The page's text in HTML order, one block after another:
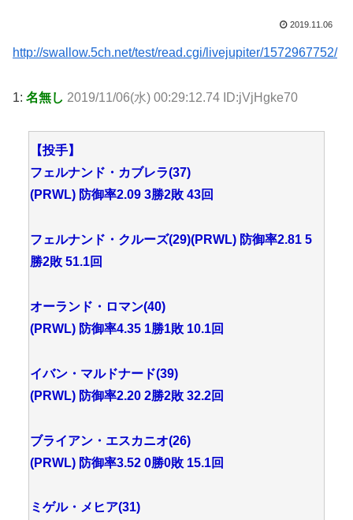
2019.11.06
http://swallow.5ch.net/test/read.cgi/livejupiter/1572967752/
1: 名無し 2019/11/06(水) 00:29:12.74 ID:jVjHgke70
【投手】
フェルナンド・カブレラ(37)
(PRWL) 防御率2.09 3勝2敗 43回
フェルナンド・クルーズ(29)(PRWL) 防御率2.81 5
勝2敗 51.1回
オーランド・ロマン(40)
(PRWL) 防御率4.35 1勝1敗 10.1回
イバン・マルドナード(39)
(PRWL) 防御率2.20 2勝2敗 32.2回
ブライアン・エスカニオ(26)
(PRWL) 防御率3.52 0勝0敗 15.1回
ミゲル・メヒア(31)